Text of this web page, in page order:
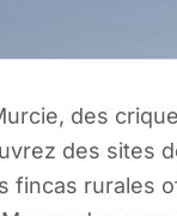
des
des sites
fincas rurales